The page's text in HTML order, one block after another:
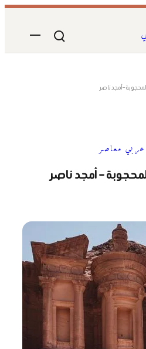
– أمجد ناصر
معاصر
المحجوبة – أمجد ناصر